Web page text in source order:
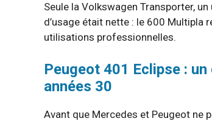
Seule la Volkswagen Transporter,
d’usage était nette : le 600 Multipla
utilisations professionnelles.
Peugeot 401 Eclipse :
années 30
Avant que Mercedes et Peugeot ne